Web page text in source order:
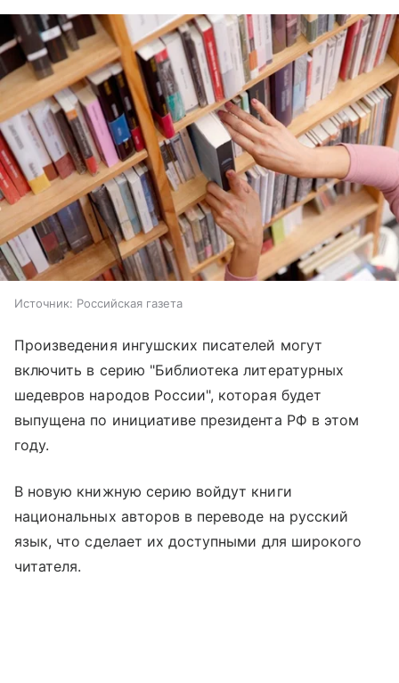
Источник: Российская газета
Произведения ингушских писателей могут
включить в серию "Библиотека литературных
шедевров народов России", которая будет
выпущена по инициативе президента РФ в этом
году.
В новую книжную серию войдут книги
национальных авторов в переводе на русский
язык, что сделает их доступными для широкого
читателя.